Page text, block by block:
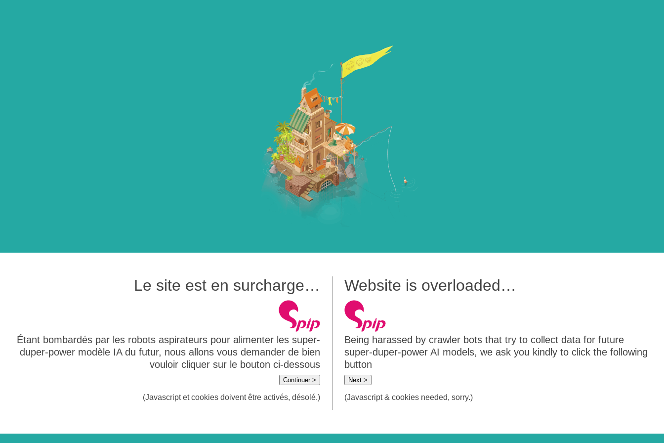
Le site est en surcharge…
Étant bombardés par les robots aspirateurs pour alimenter les super-
duper-power modèle IA du futur, nous allons vous demander de bien
vouloir cliquer sur le bouton ci-dessous
Continuer >
(Javascript et cookies doivent être activés, désolé.)
Website is overloaded…
Being harassed by crawler bots that try to collect data for future
super-duper-power AI models, we ask you kindly to click the following
button
Next >
(Javascript & cookies needed, sorry.)